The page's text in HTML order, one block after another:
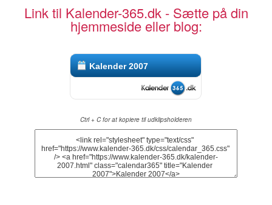
Link til Kalender-365.dk - Sætte på din
hjemmeside eller blog:
Kalender 2007
Ctrl + C for at kopiere til udklipsholderen